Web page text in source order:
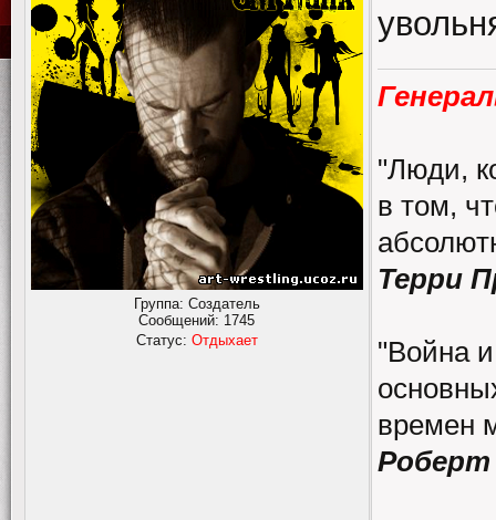
Группа: Создатель
Сообщений: 1745
Статус: Отдыхает
"Люди,
в том,
Терри
"Война
времен